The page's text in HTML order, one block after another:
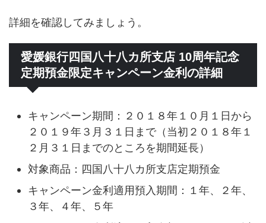
詳細を確認してみましょう。
愛媛銀行四国八十八カ所支店 10周年記念
定期預金限定キャンペーン金利の詳細
キャンペーン期間：２０１８年１０月１日から
２０１９年３月３１日まで（当初２０１８年１
２月３１日までのところを期間延長）
対象商品：四国八十八カ所支店定期預金
キャンペーン金利適用預入期間：１年、２年、
３年、４年、５年